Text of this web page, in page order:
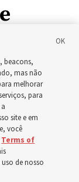
3,
40,
das
beacons,
mas não
melhorar
para
site e em
você
Terms of
de nosso